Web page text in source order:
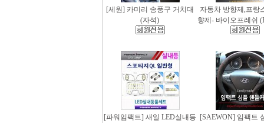
[세원] 카미리 송풍구 거치대
(자석)
자동차 방향제,프랑
향제- 바이오프레쉬
[파워임팩트] 새일 LED실내등
[SAEWON] 임팩트